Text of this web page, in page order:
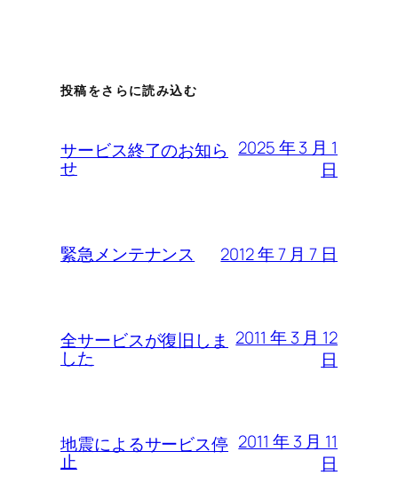
投稿をさらに読み込む
サービス終了のお知ら
せ
2025 年 3 月 1
日
緊急メンテナンス 2012 年 7 月 7 日
全サービスが復旧しま
した
2011 年 3 月 12
日
地震によるサービス停
止
2011 年 3 月 11
日